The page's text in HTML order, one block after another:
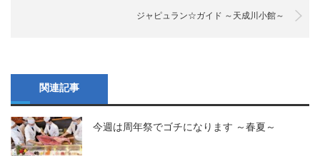
ジャピュラン☆ガイド ～天成川小館～
関連記事
今週は周年祭でゴチになります ～春夏～